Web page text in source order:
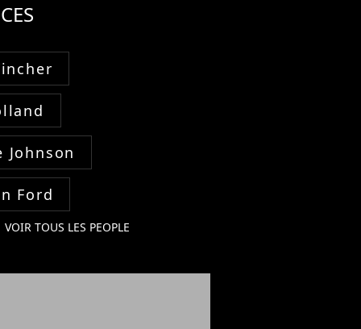
Johnson
Ford
VOIR TOUS LES PEOPLE